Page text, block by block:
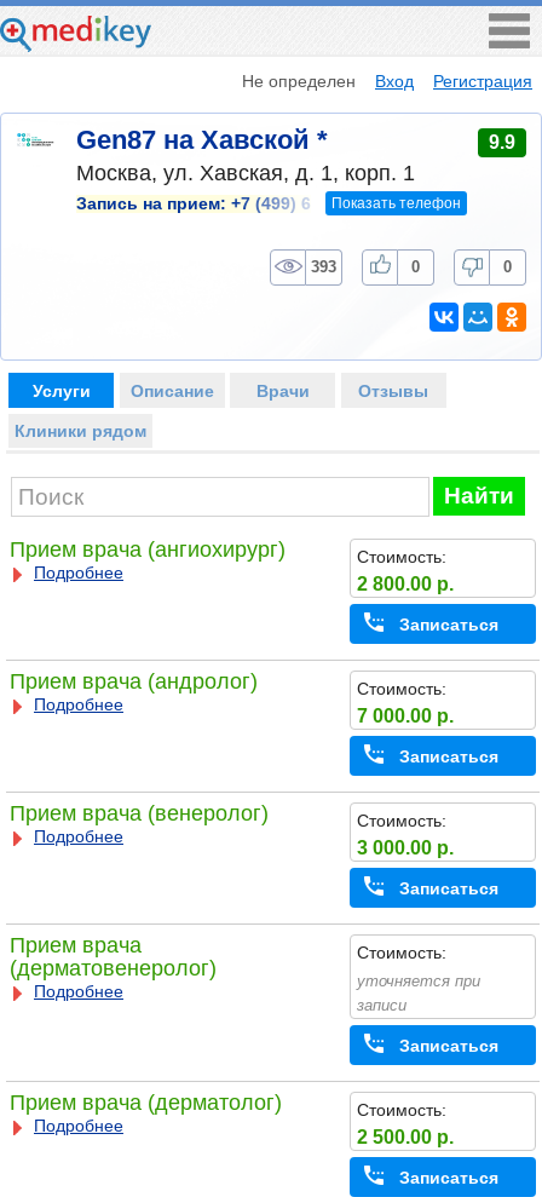
Не определен Вход Регистрация
Gen87 на Хавской * 9.9
Москва, ул. Хавская, д. 1, корп. 1
Запись на прием: +7 (499) 6 Показать телефон
393 0 0
Услуги Описание Врачи Отзывы
Клиники рядом
Найти
Прием врача (ангиохирург)
Подробнее
Стоимость:
2 800.00 р.
Записаться
Прием врача (андролог)
Подробнее
Стоимость:
7 000.00 р.
Записаться
Прием врача (венеролог)
Подробнее
Стоимость:
3 000.00 р.
Записаться
Прием врача
(дерматовенеролог)
Подробнее
Стоимость:
уточняется при
записи
Записаться
Прием врача (дерматолог)
Подробнее
Стоимость:
2 500.00 р.
Записаться